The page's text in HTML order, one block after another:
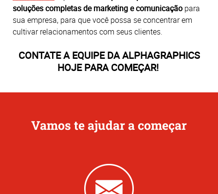
soluções completas de marketing e comunicação para
sua empresa, para que você possa se concentrar em
cultivar relacionamentos com seus clientes.
CONTATE A EQUIPE DA ALPHAGRAPHICS
HOJE PARA COMEÇAR!
Vamos te ajudar a começar